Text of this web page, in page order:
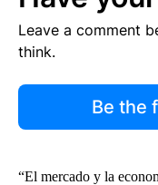
Leave a comment
think.
Be the
“El mercado y la